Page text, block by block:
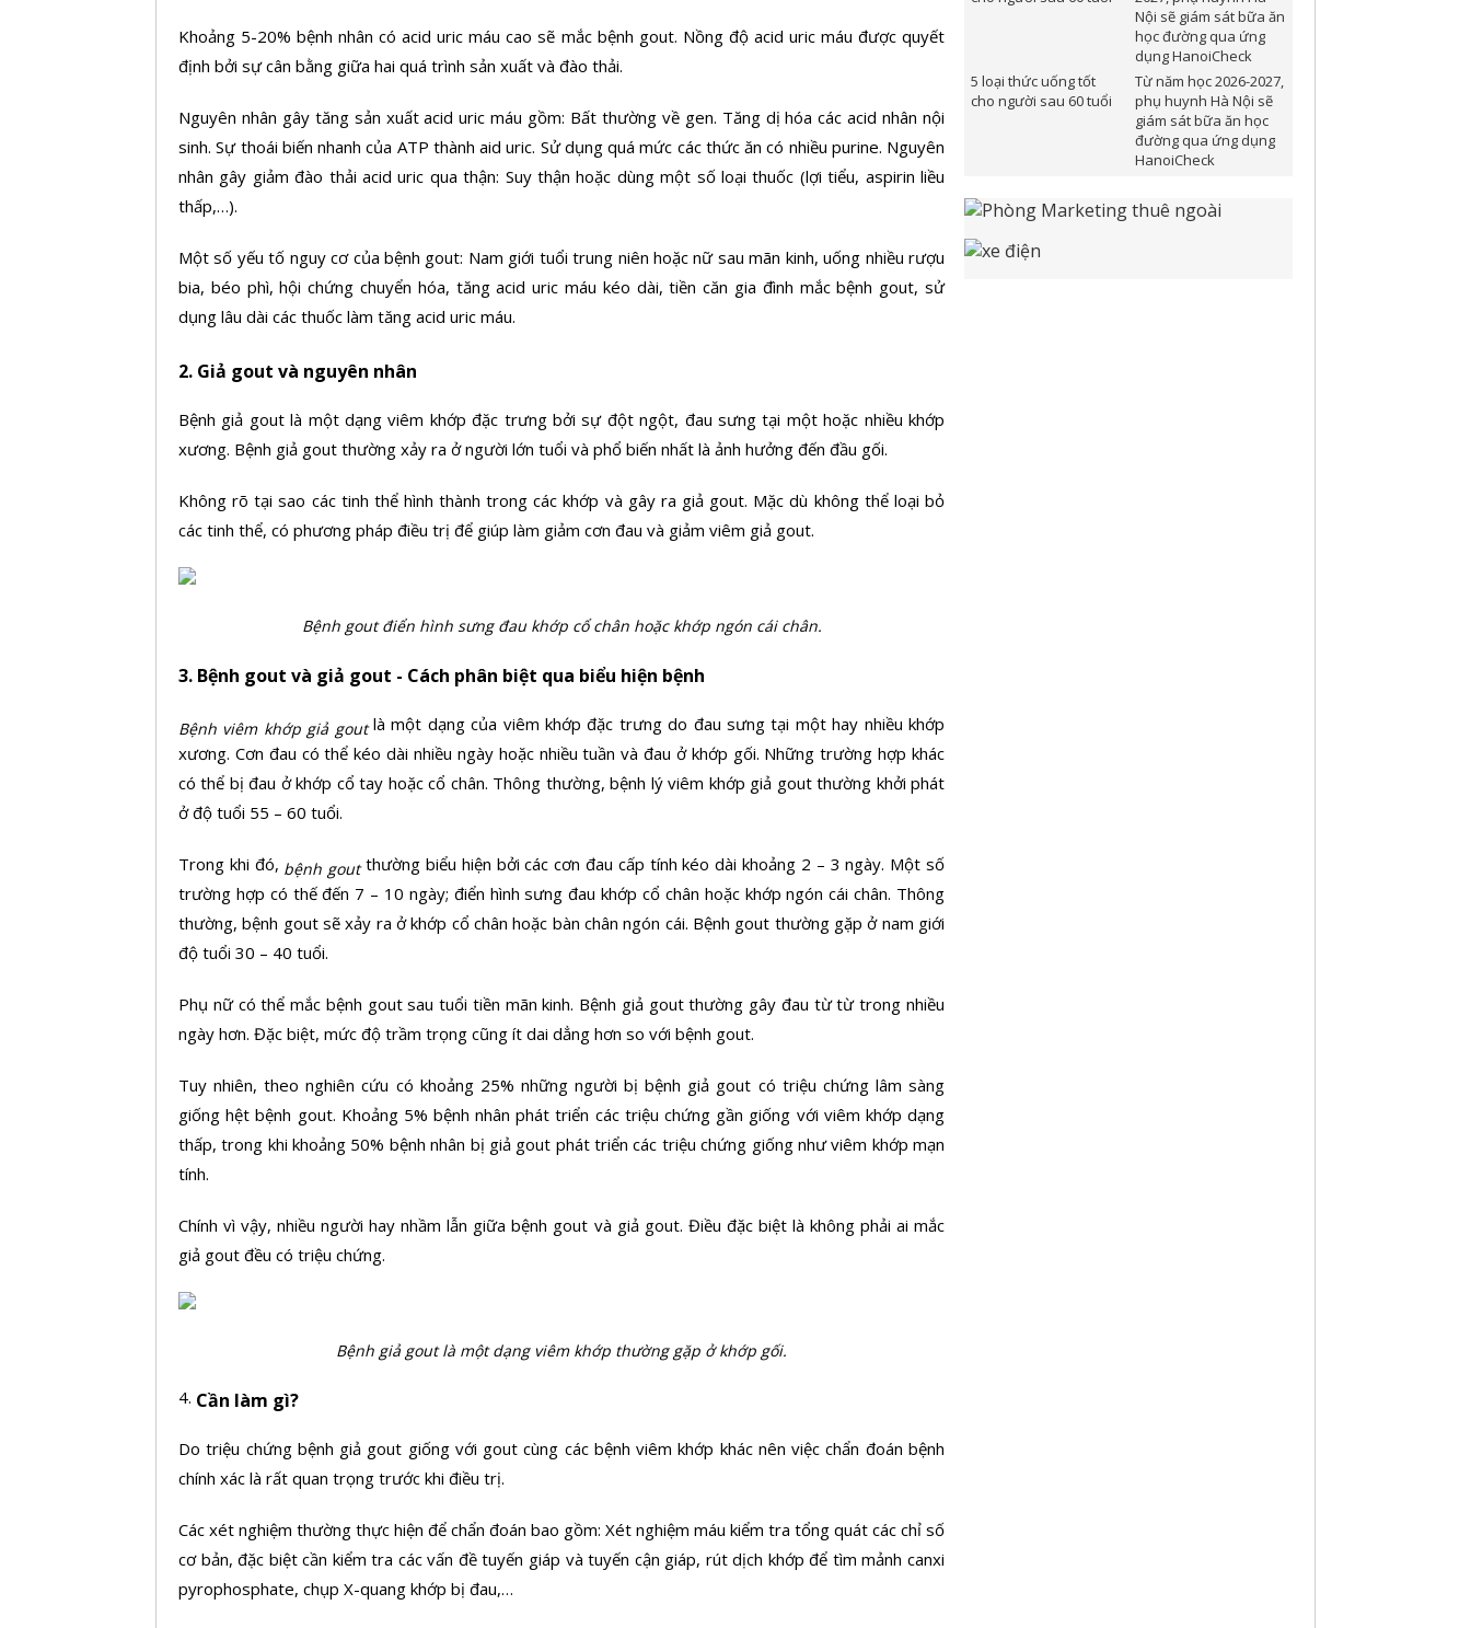
Khoảng 5-20% bệnh nhân có acid uric máu cao sẽ mắc bệnh gout. Nồng độ acid uric máu được quyết
định bởi sự cân bằng giữa hai quá trình sản xuất và đào thải.
Nguyên nhân gây tăng sản xuất acid uric máu gồm: Bất thường về gen. Tăng dị hóa các acid nhân nội
sinh. Sự thoái biến nhanh của ATP thành aid uric. Sử dụng quá mức các thức ăn có nhiều purine. Nguyên
nhân gây giảm đào thải acid uric qua thận: Suy thận hoặc dùng một số loại thuốc (lợi tiểu, aspirin liều
thấp,…).
Một số yếu tố nguy cơ của bệnh gout: Nam giới tuổi trung niên hoặc nữ sau mãn kinh, uống nhiều rượu
bia, béo phì, hội chứng chuyển hóa, tăng acid uric máu kéo dài, tiền căn gia đình mắc bệnh gout, sử
dụng lâu dài các thuốc làm tăng acid uric máu.
2. Giả gout và nguyên nhân
Bệnh giả gout là một dạng viêm khớp đặc trưng bởi sự đột ngột, đau sưng tại một hoặc nhiều khớp
xương. Bệnh giả gout thường xảy ra ở người lớn tuổi và phổ biến nhất là ảnh hưởng đến đầu gối.
Không rõ tại sao các tinh thể hình thành trong các khớp và gây ra giả gout. Mặc dù không thể loại bỏ
các tinh thể, có phương pháp điều trị để giúp làm giảm cơn đau và giảm viêm giả gout.
Bệnh gout điển hình sưng đau khớp cổ chân hoặc khớp ngón cái chân.
3. Bệnh gout và giả gout - Cách phân biệt qua biểu hiện bệnh
Bệnh viêm khớp giả goutlà một dạng của viêm khớp đặc trưng do đau sưng tại một hay nhiều khớp
xương. Cơn đau có thể kéo dài nhiều ngày hoặc nhiều tuần và đau ở khớp gối. Những trường hợp khác
có thể bị đau ở khớp cổ tay hoặc cổ chân. Thông thường, bệnh lý viêm khớp giả gout thường khởi phát
ở độ tuổi 55 – 60 tuổi.
Trong khi đó, bệnh goutthường biểu hiện bởi các cơn đau cấp tính kéo dài khoảng 2 – 3 ngày. Một số
trường hợp có thế đến 7 – 10 ngày; điển hình sưng đau khớp cổ chân hoặc khớp ngón cái chân. Thông
thường, bệnh gout sẽ xảy ra ở khớp cổ chân hoặc bàn chân ngón cái. Bệnh gout thường gặp ở nam giới
độ tuổi 30 – 40 tuổi.
Phụ nữ có thể mắc bệnh gout sau tuổi tiền mãn kinh. Bệnh giả gout thường gây đau từ từ trong nhiều
ngày hơn. Đặc biệt, mức độ trầm trọng cũng ít dai dẳng hơn so với bệnh gout.
Tuy nhiên, theo nghiên cứu có khoảng 25% những người bị bệnh giả gout có triệu chứng lâm sàng
giống hệt bệnh gout. Khoảng 5% bệnh nhân phát triển các triệu chứng gần giống với viêm khớp dạng
thấp, trong khi khoảng 50% bệnh nhân bị giả gout phát triển các triệu chứng giống như viêm khớp mạn
tính.
Chính vì vậy, nhiều người hay nhầm lẫn giữa bệnh gout và giả gout. Điều đặc biệt là không phải ai mắc
giả gout đều có triệu chứng.
Bệnh giả gout là một dạng viêm khớp thường gặp ở khớp gối.
4. Cần làm gì?
Do triệu chứng bệnh giả gout giống với gout cùng các bệnh viêm khớp khác nên việc chẩn đoán bệnh
chính xác là rất quan trọng trước khi điều trị.
Các xét nghiệm thường thực hiện để chẩn đoán bao gồm: Xét nghiệm máu kiểm tra tổng quát các chỉ số
cơ bản, đặc biệt cần kiểm tra các vấn đề tuyến giáp và tuyến cận giáp, rút dịch khớp để tìm mảnh canxi
pyrophosphate, chụp X-quang khớp bị đau,…
5 loại thức uống tốt
cho người sau 60 tuổi
Từ năm học 2026-2027,
phụ huynh Hà Nội sẽ
giám sát bữa ăn học
đường qua ứng dụng
HanoiCheck